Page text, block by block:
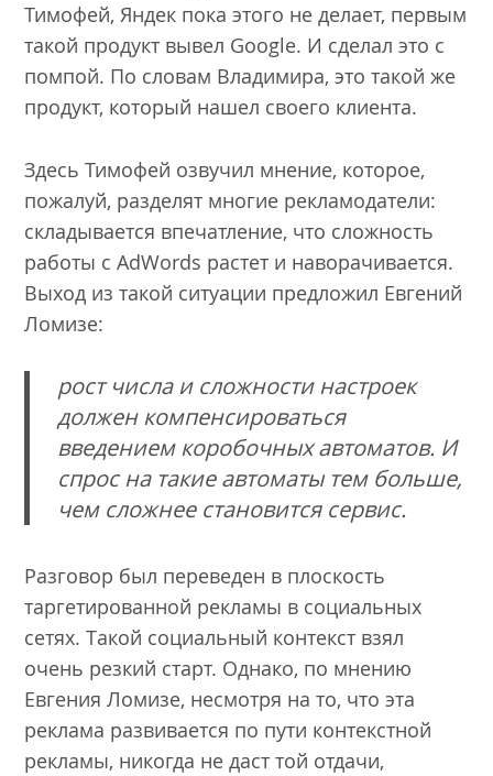
Тимофей, Яндек пока этого не делает, первым
такой продукт вывел Google. И сделал это с
помпой. По словам Владимира, это такой же
продукт, который нашел своего клиента.
Здесь Тимофей озвучил мнение, которое,
пожалуй, разделят многие рекламодатели:
складывается впечатление, что сложность
работы с AdWords растет и наворачивается.
Выход из такой ситуации предложил Евгений
Ломизе:
рост числа и сложности настроек
должен компенсироваться
введением коробочных автоматов. И
спрос на такие автоматы тем больше,
чем сложнее становится сервис.
Разговор был переведен в плоскость
таргетированной рекламы в социальных
сетях. Такой социальный контекст взял
очень резкий старт. Однако, по мнению
Евгения Ломизе, несмотря на то, что эта
реклама развивается по пути контекстной
рекламы, никогда не даст той отдачи,